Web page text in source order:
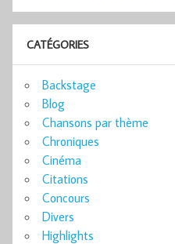
CATÉGORIES
Backstage
Blog
Chansons par thème
Chroniques
Cinéma
Citations
Concours
Divers
Highlights